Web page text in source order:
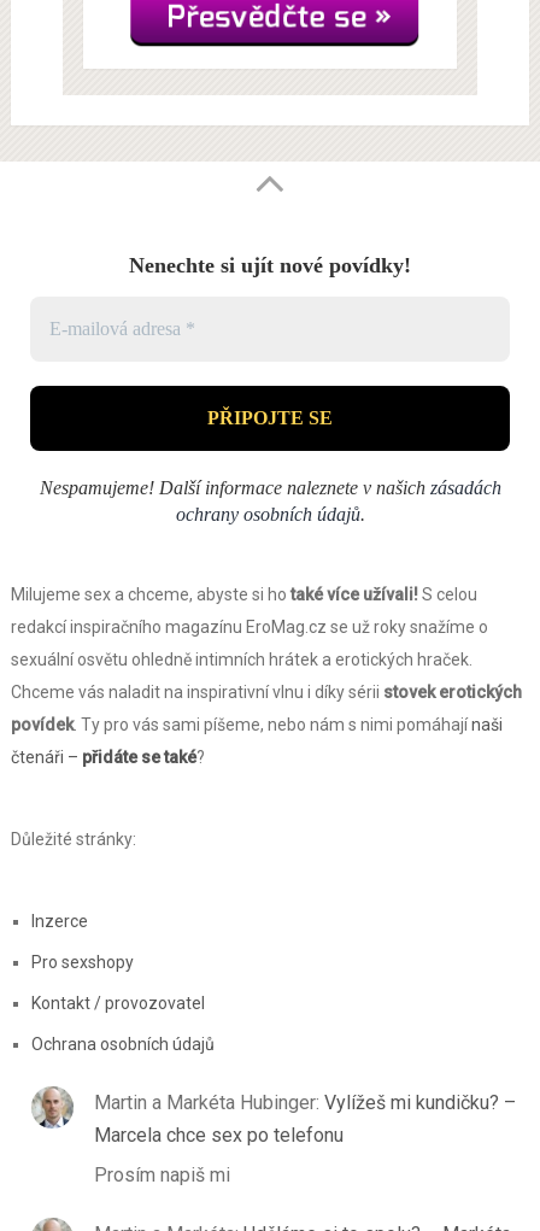
Nenechte si ujít nové povídky!
Nespamujeme! Další informace naleznete v našich zásadách
ochrany osobních údajů.
Milujeme sex a chceme, abyste si hotaké více užívali!S celou
redakcí inspiračního magazínu EroMag.cz se už roky snažíme o
sexuální osvětu ohledně intimních hrátek a erotických hraček.
Chceme vás naladit na inspirativní vlnu i díky sérii stovek erotických
povídek. Ty pro vás sami píšeme, nebo nám s nimi pomáhajínaši
čtenáři – přidáte se také?
Důležité stránky:
Inzerce
Pro sexshopy
Kontakt / provozovatel
Ochrana osobních údajů
Martin a Markéta Hubinger: Vylížeš mi kundičku? –
Marcela chce sex po telefonu
Prosím napiš mi